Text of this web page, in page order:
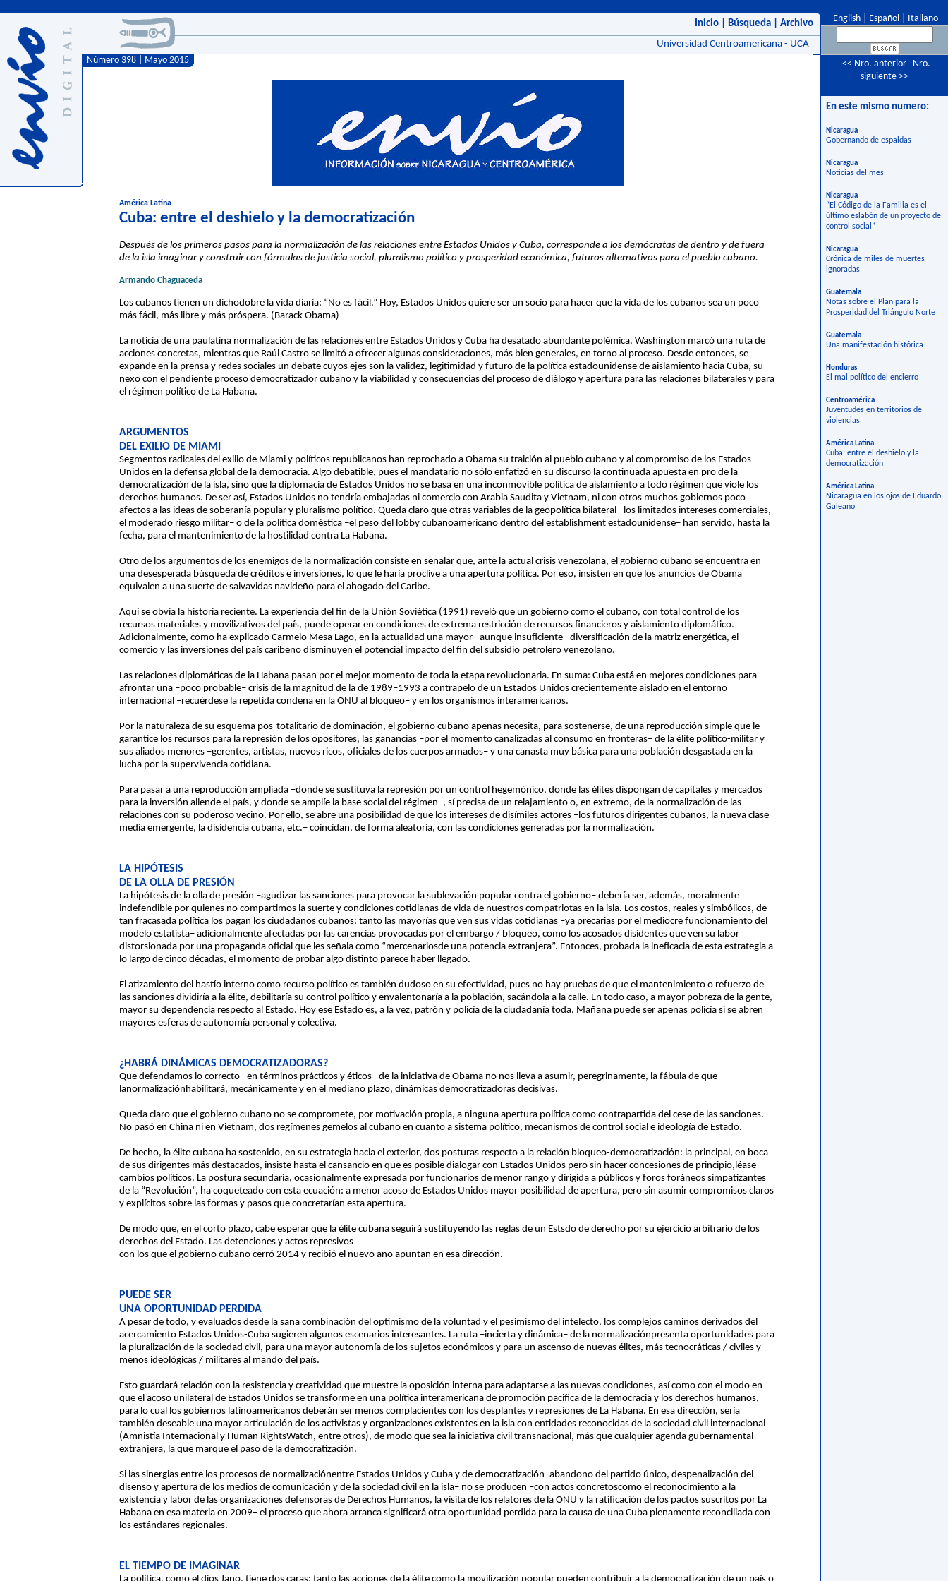
Inicio Búsqueda
Archivo
Universidad Centroamericana - UCA
Número 398 | Mayo 2015
América Latina
Cuba: entre el deshielo y la democratización
Después de los primeros pasos para la normalización de las relaciones entre Estados Unidos y Cuba, corresponde a los demócratas de dentro y de fuera
de la isla imaginar y construir con fórmulas de justicia social, pluralismo político y prosperidad económica, futuros alternativos para el pueblo cubano.
Armando Chaguaceda
Los cubanos tienen un dichodobre la vida diaria: “No es fácil.” Hoy, Estados Unidos quiere ser un socio para hacer que la vida de los cubanos sea un poco
más fácil, más libre y más próspera. (Barack Obama)
La noticia de una paulatina normalización de las relaciones entre Estados Unidos y Cuba ha desatado abundante polémica. Washington marcó una ruta de
acciones concretas, mientras que Raúl Castro se limitó a ofrecer algunas consideraciones, más bien generales, en torno al proceso. Desde entonces, se
expande en la prensa y redes sociales un debate cuyos ejes son la validez, legitimidad y futuro de la política estadounidense de aislamiento hacia Cuba, su
nexo con el pendiente proceso democratizador cubano y la viabilidad y consecuencias del proceso de diálogo y apertura para las relaciones bilaterales y para
el régimen político de La Habana.
ARGUMENTOS
DEL EXILIO DE MIAMI
Segmentos radicales del exilio de Miami y políticos republicanos han reprochado a Obama su traición al pueblo cubano y al compromiso de los Estados
Unidos en la defensa global de la democracia. Algo debatible, pues el mandatario no sólo enfatizó en su discurso la continuada apuesta en pro de la
democratización de la isla, sino que la diplomacia de Estados Unidos no se basa en una inconmovible política de aislamiento a todo régimen que viole los
derechos humanos. De ser así, Estados Unidos no tendría embajadas ni comercio con Arabia Saudita y Vietnam, ni con otros muchos gobiernos poco
afectos a las ideas de soberanía popular y pluralismo político. Queda claro que otras variables de la geopolítica bilateral –los limitados intereses comerciales,
el moderado riesgo militar– o de la política doméstica –el peso del lobby cubanoamericano dentro del establishment estadounidense– han servido, hasta la
fecha, para el mantenimiento de la hostilidad contra La Habana.
Otro de los argumentos de los enemigos de la normalización consiste en señalar que, ante la actual crisis venezolana, el gobierno cubano se encuentra en
una desesperada búsqueda de créditos e inversiones, lo que le haría proclive a una apertura política. Por eso, insisten en que los anuncios de Obama
equivalen a una suerte de salvavidas navideño para el ahogado del Caribe.
Aquí se obvia la historia reciente. La experiencia del fin de la Unión Soviética (1991) reveló que un gobierno como el cubano, con total control de los
recursos materiales y movilizativos del país, puede operar en condiciones de extrema restricción de recursos financieros y aislamiento diplomático.
Adicionalmente, como ha explicado Carmelo Mesa Lago, en la actualidad una mayor –aunque insuficiente– diversificación de la matriz energética, el
comercio y las inversiones del país caribeño disminuyen el potencial impacto del fin del subsidio petrolero venezolano.
Las relaciones diplomáticas de la Habana pasan por el mejor momento de toda la etapa revolucionaria. En suma: Cuba está en mejores condiciones para
afrontar una –poco probable– crisis de la magnitud de la de 1989–1993 a contrapelo de un Estados Unidos crecientemente aislado en el entorno
internacional –recuérdese la repetida condena en la ONU al bloqueo– y en los organismos interamericanos.
Por la naturaleza de su esquema pos-totalitario de dominación, el gobierno cubano apenas necesita, para sostenerse, de una reproducción simple que le
garantice los recursos para la represión de los opositores, las ganancias –por el momento canalizadas al consumo en fronteras– de la élite político-militar y
sus aliados menores –gerentes, artistas, nuevos ricos, oficiales de los cuerpos armados– y una canasta muy básica para una población desgastada en la
lucha por la supervivencia cotidiana.
Para pasar a una reproducción ampliada –donde se sustituya la represión por un control hegemónico, donde las élites dispongan de capitales y mercados
para la inversión allende el país, y donde se amplíe la base social del régimen–, sí precisa de un relajamiento o, en extremo, de la normalización de las
relaciones con su poderoso vecino. Por ello, se abre una posibilidad de que los intereses de disímiles actores –los futuros dirigentes cubanos, la nueva clase
media emergente, la disidencia cubana, etc.– coincidan, de forma aleatoria, con las condiciones generadas por la normalización.
LA HIPÓTESIS
DE LA OLLA DE PRESIÓN
La hipótesis de la olla de presión –agudizar las sanciones para provocar la sublevación popular contra el gobierno– debería ser, además, moralmente
indefendible por quienes no compartimos la suerte y condiciones cotidianas de vida de nuestros compatriotas en la isla. Los costos, reales y simbólicos, de
tan fracasada política los pagan los ciudadanos cubanos: tanto las mayorías que ven sus vidas cotidianas –ya precarias por el mediocre funcionamiento del
modelo estatista– adicionalmente afectadas por las carencias provocadas por el embargo / bloqueo, como los acosados disidentes que ven su labor
distorsionada por una propaganda oficial que les señala como “mercenariosde una potencia extranjera”. Entonces, probada la ineficacia de esta estrategia a
lo largo de cinco décadas, el momento de probar algo distinto parece haber llegado.
El atizamiento del hastío interno como recurso político es también dudoso en su efectividad, pues no hay pruebas de que el mantenimiento o refuerzo de
las sanciones dividiría a la élite, debilitaría su control político y envalentonaría a la población, sacándola a la calle. En todo caso, a mayor pobreza de la gente,
mayor su dependencia respecto al Estado. Hoy ese Estado es, a la vez, patrón y policía de la ciudadanía toda. Mañana puede ser apenas policía si se abren
mayores esferas de autonomía personal y colectiva.
¿HABRÁ DINÁMICAS DEMOCRATIZADORAS?
Que defendamos lo correcto –en términos prácticos y éticos– de la iniciativa de Obama no nos lleva a asumir, peregrinamente, la fábula de que
lanormalizaciónhabilitará, mecánicamente y en el mediano plazo, dinámicas democratizadoras decisivas.
Queda claro que el gobierno cubano no se compromete, por motivación propia, a ninguna apertura política como contrapartida del cese de las sanciones.
No pasó en China ni en Vietnam, dos regímenes gemelos al cubano en cuanto a sistema político, mecanismos de control social e ideología de Estado.
De hecho, la élite cubana ha sostenido, en su estrategia hacia el exterior, dos posturas respecto a la relación bloqueo-democratización: la principal, en boca
de sus dirigentes más destacados, insiste hasta el cansancio en que es posible dialogar con Estados Unidos pero sin hacer concesiones de principio,léase
cambios políticos. La postura secundaria, ocasionalmente expresada por funcionarios de menor rango y dirigida a públicos y foros foráneos simpatizantes
de la “Revolución”, ha coqueteado con esta ecuación: a menor acoso de Estados Unidos mayor posibilidad de apertura, pero sin asumir compromisos claros
y explícitos sobre las formas y pasos que concretarían esta apertura.
De modo que, en el corto plazo, cabe esperar que la élite cubana seguirá sustituyendo las reglas de un Estsdo de derecho por su ejercicio arbitrario de los
derechos del Estado. Las detenciones y actos represivos
con los que el gobierno cubano cerró 2014 y recibió el nuevo año apuntan en esa dirección.
PUEDE SER
UNA OPORTUNIDAD PERDIDA
A pesar de todo, y evaluados desde la sana combinación del optimismo de la voluntad y el pesimismo del intelecto, los complejos caminos derivados del
acercamiento Estados Unidos-Cuba sugieren algunos escenarios interesantes. La ruta –incierta y dinámica– de la normalizaciónpresenta oportunidades para
la pluralización de la sociedad civil, para una mayor autonomía de los sujetos económicos y para un ascenso de nuevas élites, más tecnocráticas / civiles y
menos ideológicas / militares al mando del país.
Esto guardará relación con la resistencia y creatividad que muestre la oposición interna para adaptarse a las nuevas condiciones, así como con el modo en
que el acoso unilateral de Estados Unidos se transforme en una política interamericana de promoción pacifica de la democracia y los derechos humanos,
para lo cual los gobiernos latinoamericanos deberán ser menos complacientes con los desplantes y represiones de La Habana. En esa dirección, sería
también deseable una mayor articulación de los activistas y organizaciones existentes en la isla con entidades reconocidas de la sociedad civil internacional
(Amnistía Internacional y Human RightsWatch, entre otros), de modo que sea la iniciativa civil transnacional, más que cualquier agenda gubernamental
extranjera, la que marque el paso de la democratización.
Si las sinergias entre los procesos de normalizaciónentre Estados Unidos y Cuba y de democratización–abandono del partido único, despenalización del
disenso y apertura de los medios de comunicación y de la sociedad civil en la isla– no se producen –con actos concretoscomo el reconocimiento a la
existencia y labor de las organizaciones defensoras de Derechos Humanos, la visita de los relatores de la ONU y la ratificación de los pactos suscritos por La
Habana en esa materia en 2009– el proceso que ahora arranca significará otra oportunidad perdida para la causa de una Cuba plenamente reconciliada con
los estándares regionales.
EL TIEMPO DE IMAGINAR
English Español Italiano
<< Nro. anterior
Nro.
siguiente >>
En este mismo numero:
Nicaragua
Gobernando de espaldas
Nicaragua
Noticias del mes
Nicaragua
“El Código de la Familia es el
último eslabón de un proyecto de
control social”
Nicaragua
Crónica de miles de muertes
ignoradas
Guatemala
Notas sobre el Plan para la
Prosperidad del Triángulo Norte
Guatemala
Una manifestación histórica
Honduras
El mal político del encierro
Centroamérica
Juventudes en territorios de
violencias
América Latina
Cuba: entre el deshielo y la
democratización
América Latina
Nicaragua en los ojos de Eduardo
Galeano